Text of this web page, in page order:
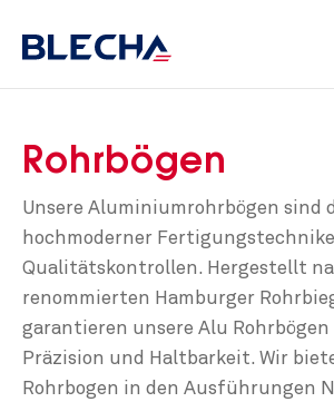
Rohrbögen
Unsere Aluminiumrohrbögen sind
hochmoderner
Qualitätskontrollen. Hergestellt
renommierten Hamburger
garantieren unsere Alu
Präzision und Haltbarkeit. Wir
Rohrbogen in den Ausführungen